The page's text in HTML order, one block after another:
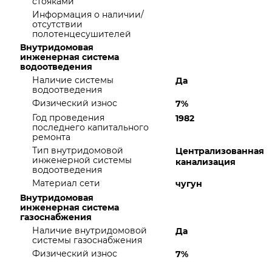
Информация о наличии/
отсутствии
полотенцесушителей
Внутридомовая
инженерная система
водоотведения
Наличие системы
водоотведения
Да
Физический износ
7%
Год проведения
последнего капитального
ремонта
1982
Тип внутридомовой
инженерной системы
водоотведения
Централизованная
канализация
Материал сети
чугун
Внутридомовая
инженерная система
газоснабжения
Наличие внутридомовой
системы газоснабжения
Да
Физический износ
7%